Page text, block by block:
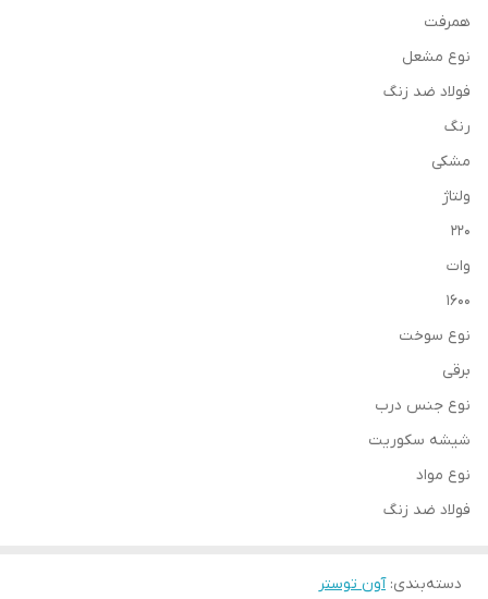
همرفت
نوع مشعل
فولاد ضد زنگ
رنگ
مشکی
ولتاژ
220
وات
1600
نوع سوخت
برقی
نوع جنس درب
شیشه سکوریت
نوع مواد
فولاد ضد زنگ
دسته‌بندی:آون توستر